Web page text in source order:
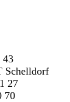
43
Schelldorf
27
70